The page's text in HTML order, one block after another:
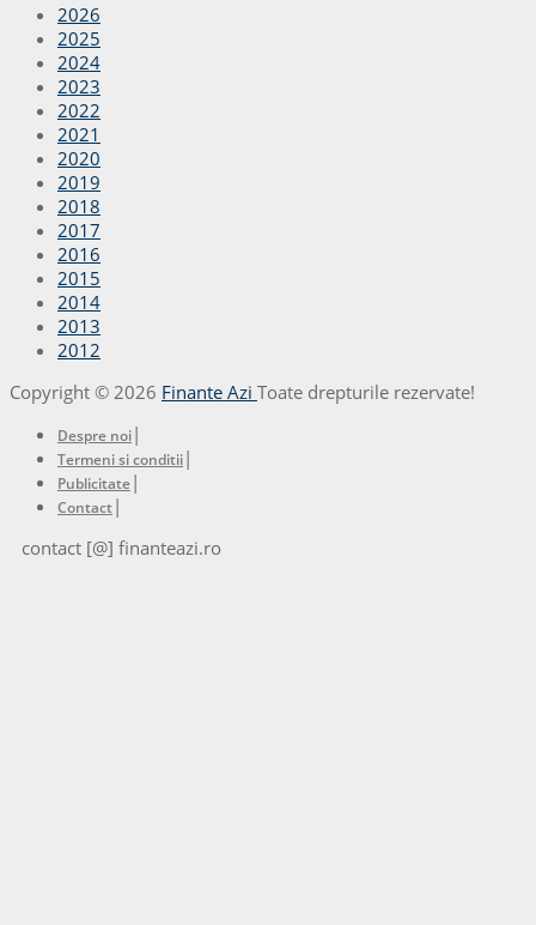
2026
2025
2024
2023
2022
2021
2020
2019
2018
2017
2016
2015
2014
2013
2012
Copyright © 2026 Finante Azi Toate drepturile rezervate!
Despre noi|
Termeni si conditii|
Publicitate|
Contact|
contact [@] finanteazi.ro